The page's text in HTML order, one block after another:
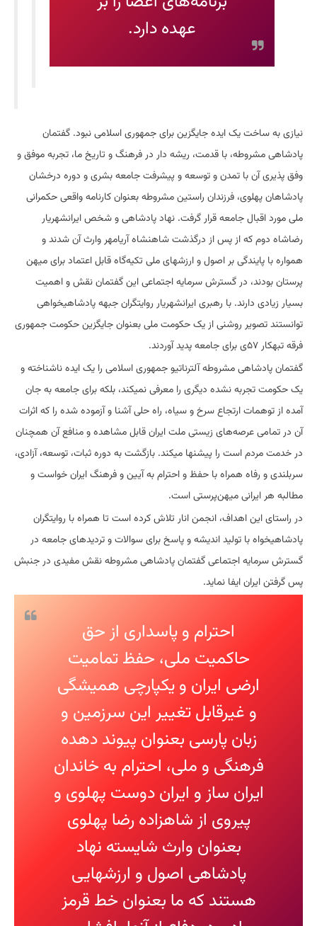
عهده دارد.
نیازی به ساخت یک ایده جایگزین برای جمهوری اسلامی نبود. گفتمان
پادشاهی مشروطه، با قدمت، ریشه دار در فرهنگ و تاریخ ما، تجربه موفق و
وفق پذیری آن با تمدن و توسعه و پیشرفت جامعه بشری و دوره درخشان
پادشاهان پهلوی، فرزندان راستین مشروطه بعنوان کارنامه واقعی حکمرانی
ملی مورد اقبال جامعه قرار گرفت. نهاد پادشاهی و شخص ایرانشهریار
رضاشاه دوم که از پس از درگذشت شاهنشاه آریامهر وارث آن شدند و
همواره با پایندگی بر اصول و ارزشهای ملی تکیه‌گاه قابل اعتماد برای میهن
پرستان بودند، در گسترش سرمایه اجتماعی این گفتمان نقش و اهمیت
بسیار زیادی دارند. با رهبری ایرانشهریار روایتگران جبهه پادشاهیخواهی
توانستند تصویر روشنی از یک حکومت ملی بعنوان جایگزین حکومت جمهوری
فرقه تبهکار ۵۷ی برای جامعه پدید آوردند.
گفتمان پادشاهی مشروطه آلترناتیو جمهوری اسلامی را یک ایده ناشناخته و
یک حکومت تجربه نشده دیگری را معرفی نمیکند، بلکه برای جامعه به جان
آمده از توهمات ارتجاع سرخ و سیاه، راه حلی آشنا و آزموده شده را که اثرات
آن در تمامی عرصه‌های زیستی ملت ایران قابل مشاهده و منافع آن همچنان
در خدمت مردم است را پیشنها میکند. بازگشت به دوره ثبات، توسعه، آزادی،
سربلندی و رفاه همراه با حفظ و احترام به آیین و فرهنگ ایران خواست و
مطالبه هر ایرانی میهن‌پرستی است.
در راستای این اهداف، انجمن انار تلاش کرده است تا همراه با روایتگران
پادشاهیخواه با تولید اندیشه و پاسخ برای سوالات و تردیدهای جامعه در
گسترش سرمایه اجتماعی گفتمان پادشاهی مشروطه نقش مفیدی در جنبش
پس گرفتن ایران ایفا نماید.
احترام و پاسداری از حق
حاکمیت ملی، حفظ تمامیت
ارضی ایران و یکپارچی همیشگی
و غیرقابل تغییر این سرزمین و
زبان پارسی بعنوان پیوند دهده
فرهنگی و ملی، احترام به خاندان
ایران ساز و ایران دوست پهلوی و
پیروی از شاهزاده رضا پهلوی
بعنوان وارث شایسته نهاد
پادشاهی اصول و ارزشهایی
هستند که ما بعنوان خط قرمز